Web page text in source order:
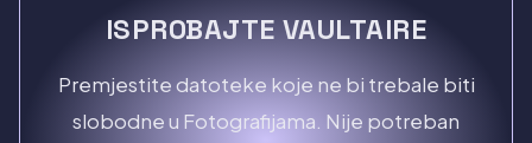
ISPROBAJTE VAULTAIRE
Premjestite datoteke koje ne bi trebale biti
slobodne u Fotografijama. Nije potreban